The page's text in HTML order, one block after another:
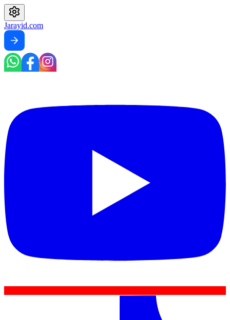
Jarayid.com